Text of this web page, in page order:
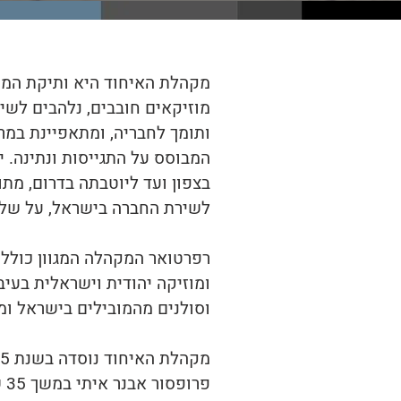
מוזיקאים חובבים, נלהבים
ותומך לחבריה, ומתאפיינת
המבוסס על התגייסות
בצפון ועד ליוטבתה בדרום,
לשירת החברה בישראל, על
רפרטואר המקהלה המגוון
ומוזיקה יהודית וישראלית
וסולנים מהמובילים בישראל